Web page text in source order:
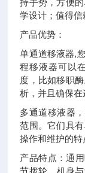
持手势，方便
学设计；值得信
产品优势：
单通道移液器,
程移液器可以
度，比如移职
析，并且确保在
多通道移液器
范围。它们具
操作和维护的特
产品特点：通
节拨轮，机身